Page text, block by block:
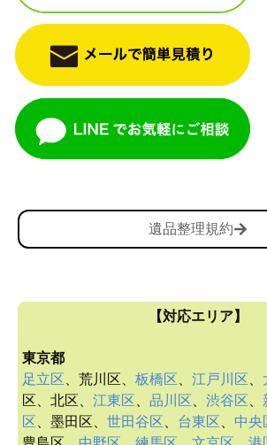
遺品整理規約
【対応エリア】
東京都
足立区 、荒川区、 板橋区 江戸川区
区、北区、 江東区 品川区 渋谷区
区 、墨田区、 世田谷区 台東区 中央